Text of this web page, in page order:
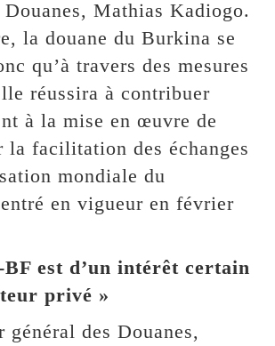
Douanes, Mathias Kadiogo.
la douane du Burkina se
qu’à travers des mesures
réussira à contribuer
à la mise en œuvre de
la facilitation des échanges
mondiale du
en vigueur en février
BF est d’un intérêt certain
privé »
général des Douanes,